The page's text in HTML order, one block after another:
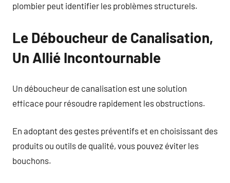
plombier peut identifier les problèmes structurels.
Le Déboucheur de Canalisation,
Un Allié Incontournable
Un déboucheur de canalisation est une solution
efficace pour résoudre rapidement les obstructions.
En adoptant des gestes préventifs et en choisissant des
produits ou outils de qualité, vous pouvez éviter les
bouchons.